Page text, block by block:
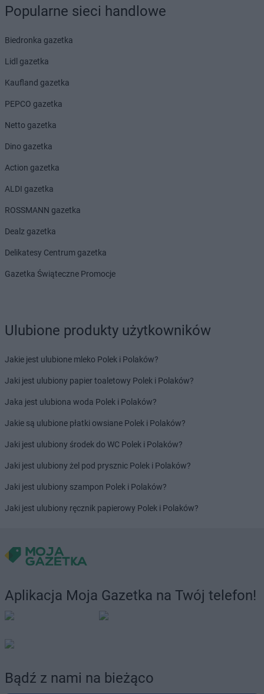
Popularne sieci handlowe
Biedronka gazetka
Lidl gazetka
Kaufland gazetka
PEPCO gazetka
Netto gazetka
Dino gazetka
Action gazetka
ALDI gazetka
ROSSMANN gazetka
Dealz gazetka
Delikatesy Centrum gazetka
Gazetka Świąteczne Promocje
Ulubione produkty użytkowników
Jakie jest ulubione mleko Polek i Polaków?
Jaki jest ulubiony papier toaletowy Polek i Polaków?
Jaka jest ulubiona woda Polek i Polaków?
Jakie są ulubione płatki owsiane Polek i Polaków?
Jaki jest ulubiony środek do WC Polek i Polaków?
Jaki jest ulubiony żel pod prysznic Polek i Polaków?
Jaki jest ulubiony szampon Polek i Polaków?
Jaki jest ulubiony ręcznik papierowy Polek i Polaków?
Aplikacja Moja Gazetka na Twój telefon!
Bądź z nami na bieżąco